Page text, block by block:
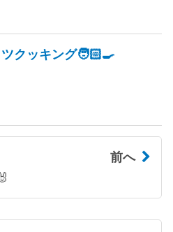
クッキング🧑🏻‍🍳
前へ